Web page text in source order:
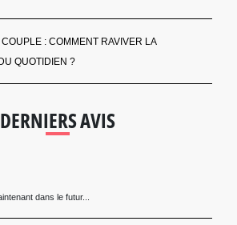
: COMMENT RAVIVER LA
QUOTIDIEN ?
DERNIERS AVIS
dans le futur...